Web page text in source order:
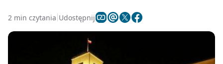
2 min czytania Udostępnij